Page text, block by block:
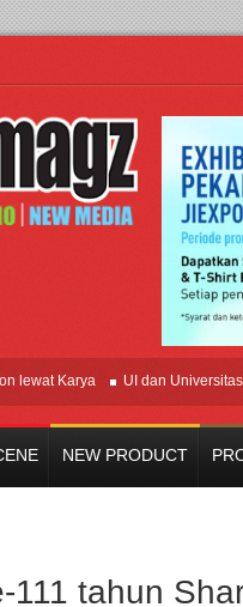
Karya UI dan Universitas
NEW PRODUCT
111 tahun